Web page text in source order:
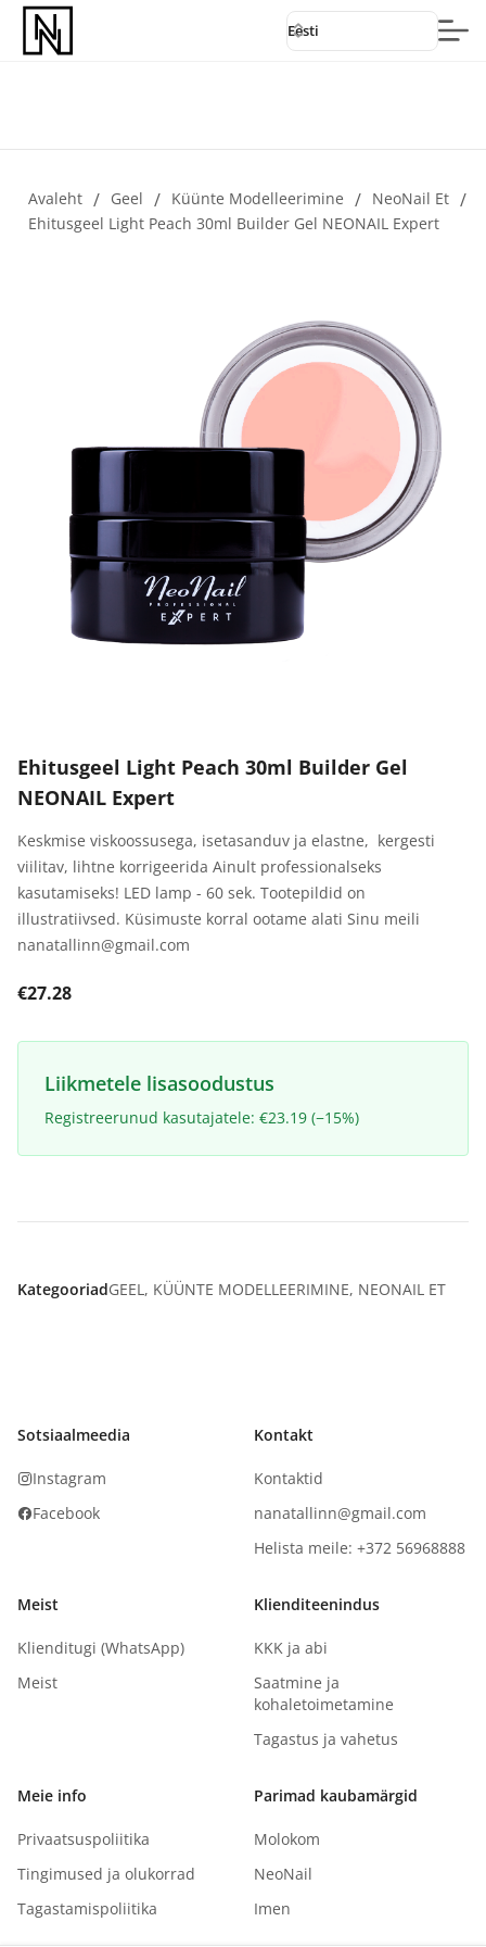
Eesti
Avaleht / Geel / Küünte Modelleerimine / NeoNail Et /
Ehitusgeel Light Peach 30ml Builder Gel NEONAIL Expert
Ehitusgeel Light Peach 30ml Builder Gel
NEONAIL Expert
Keskmise viskoossusega, isetasanduv ja elastne, kergesti
viilitav, lihtne korrigeerida Ainult professionalseks
kasutamiseks! LED lamp - 60 sek. Tootepildid on
illustratiivsed. Küsimuste korral ootame alati Sinu meili
nanatallinn@gmail.com
€27.28
Liikmetele lisasoodustus
Registreerunud kasutajatele: €23.19 (−15%)
KategooriadGEEL, KÜÜNTE MODELLEERIMINE, NEONAIL ET
Sotsiaalmeedia
Instagram
Facebook
Kontakt
Kontaktid
nanatallinn@gmail.com
Helista meile: +372 56968888
Meist
Klienditugi (WhatsApp)
Meist
Klienditeenindus
KKK ja abi
Saatmine ja
kohaletoimetamine
Tagastus ja vahetus
Meie info
Privaatsuspoliitika
Tingimused ja olukorrad
Tagastamispoliitika
Parimad kaubamärgid
Molokom
NeoNail
Imen